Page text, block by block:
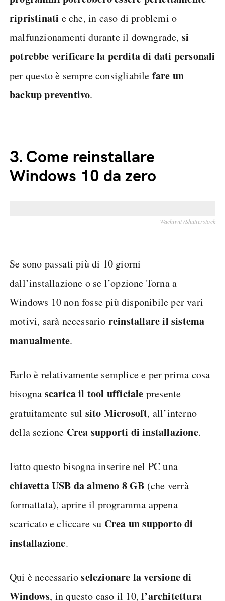
ripristinati e che, in caso di problemi o
malfunzionamenti durante il downgrade, si
potrebbe verificare la perdita di dati personali
per questo è sempre consigliabile fare un
backup preventivo.
3. Come reinstallare
Windows 10 da zero
manualmente.